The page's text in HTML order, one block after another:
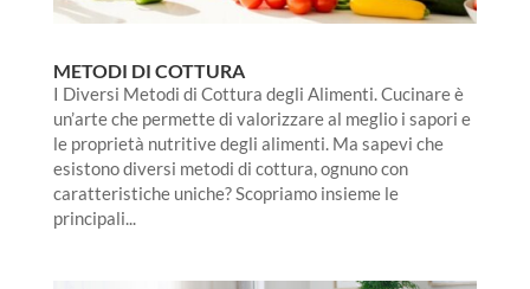
METODI DI COTTURA
I Diversi Metodi di Cottura degli Alimenti. Cucinare è
un’arte che permette di valorizzare al meglio i sapori e
le proprietà nutritive degli alimenti. Ma sapevi che
esistono diversi metodi di cottura, ognuno con
caratteristiche uniche? Scopriamo insieme le
principali...